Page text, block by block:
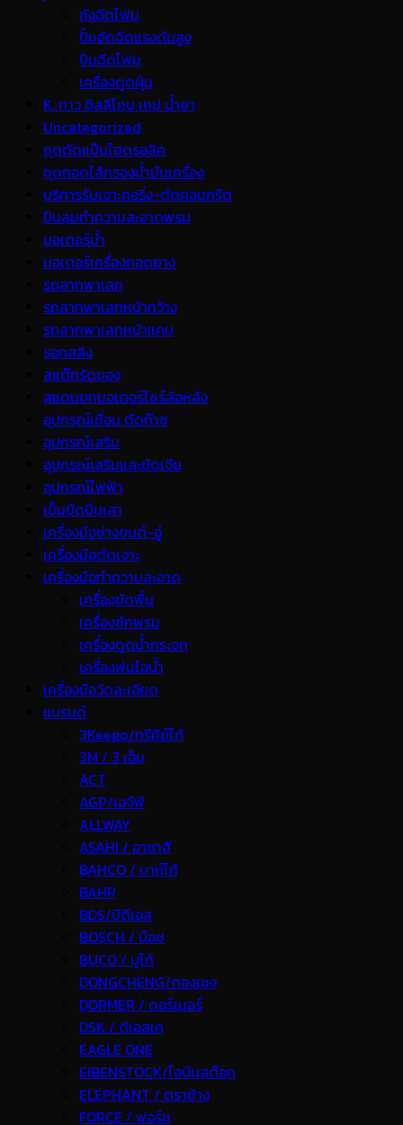
ถังฉีดโฟม
ปั้มอัดฉีดแรงดันสูง
ปืนฉีดโฟม
เครื่องดูดฝุ่น
K. กาว ซิลลิโคน เทป น้ำยา
Uncategorized
ชุดดัดแป๊บไฮดรอลิค
ชุดถอดไส้กรองน้ำมันเครื่อง
บริการรับเจาะคอริ่ง-ตัดคอนกรีต
ปืนลมทำความสะอาดพรม
มอเตอร์น้ำ
มอเตอร์เครื่องถอดยาง
รถลากพาเลท
รถลากพาเลทหน้ากว้าง
รถลากพาเลทหน้าแคบ
รอกสลิง
สแต๊กรัดของ
สแตนยกมอเตอร์ไซร์ล้อหลัง
อุปกรณ์เชื่อม ตัดก๊าซ
อุปกรณ์เสริม
อุปกรณ์เสริมและขัดเจีย
อุปกรณ์ไฟฟ้า
เข็มขัดปีนเสา
เครื่องมือช่างยนต์-อู่
เครื่องมือตัดเจาะ
เครื่องมือทำความสะอาด
เครื่องขัดพื้น
เครื่องซักพรม
เครื่องดูดน้ำกระจก
เครื่องพ่นไอน้ำ
เครื่องมือวัดละเอียด
แบรนด์
3Keego/ทรีคีย์โก้
3M / 3 เอ็ม
ACT
AGP/เอจีพี
ALLWAY
ASAHI / อาซาฮี
BAHCO / บาห์โก้
BAHR
BDS/บีดีเอส
BOSCH / บ๊อช
BUCO / บูโก้
DONGCHENG/ดองเชง
DORMER / ดอร์เมอร์
DSK / ดีเอสเค
EAGLE ONE
EIBENSTOCK/ไอบีนสต๊อก
ELEPHANT / ตราช้าง
FORCE / ฟอร์ช